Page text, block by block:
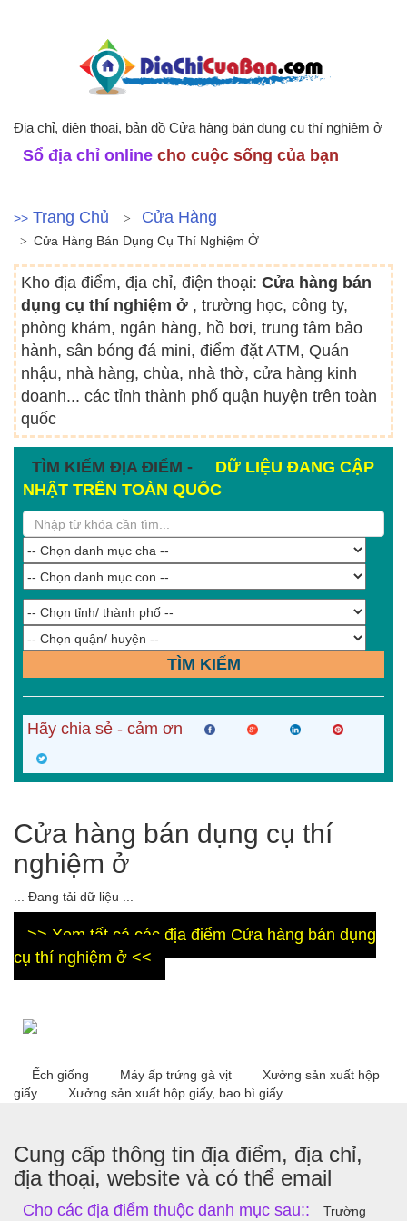
Địa chỉ, điện thoại, bản đồ Cửa hàng bán dụng cụ thí nghiệm ở
Sổ địa chỉ online cho cuộc sống của bạn
>> Trang Chủ Cửa Hàng
Cửa Hàng Bán Dụng Cụ Thí Nghiệm Ở
Kho địa điểm, địa chỉ, điện thoại: Cửa hàng bán
dụng cụ thí nghiệm ở , trường học, công ty,
phòng khám, ngân hàng, hồ bơi, trung tâm bảo
hành, sân bóng đá mini, điểm đặt ATM, Quán
nhậu, nhà hàng, chùa, nhà thờ, cửa hàng kinh
doanh... các tỉnh thành phố quận huyện trên toàn
quốc
TÌM KIẾM ĐỊA ĐIỂM -
DỮ LIỆU ĐANG CẬP
NHẬT TRÊN TOÀN QUỐC
TÌM KIẾM
Hãy chia sẻ - cảm ơn
Cửa hàng bán dụng cụ thí
nghiệm ở
... Đang tải dữ liệu ...
>> Xem tất cả các địa điểm Cửa hàng bán dụng
cụ thí nghiệm ở <<
Ếch giống Máy ấp trứng gà vịt
Xưởng sản xuất hộp
giấy
Xưởng sản xuất hộp giấy, bao bì giấy
Cung cấp thông tin địa điểm, địa chỉ,
địa thoại, website và có thể email
Cho các địa điểm thuộc danh mục sau:: Trường